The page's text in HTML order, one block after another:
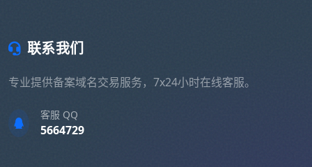
联系我们
专业提供备案域名交易服务，7x24小时在线客服。
客服 QQ
5664729